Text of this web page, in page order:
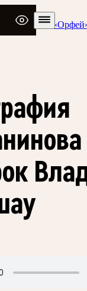
музыки